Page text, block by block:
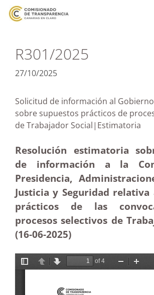
R301/2025
27/10/2025
Solicitud de información al
sobre supuestos prácticos de
de Trabajador
Resolución estimatoria
de información a la
Presidencia,
Justicia y Seguridad relativa
prácticos de las
procesos selectivos de
(16-06-2025)